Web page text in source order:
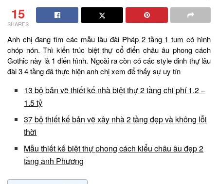
15
SHARES
Anh chị đang tìm các mẫu lâu đài Pháp 2 tầng 1 tum có hình
chóp nón. Thì kiến trúc biệt thự cổ điển châu âu phong cách
Gothic này là 1 điển hình. Ngoài ra còn có các style dinh thự lâu
đài 3 4 tầng đã thực hiện anh chị xem để thấy sự uy tín
13 bộ bản vẽ thiết kế nhà biệt thự 2 tầng chi phí 1.2 –
1.5 tỷ
37 bộ thiết kế bản vẽ xây nhà 2 tầng đẹp và không lỗi
thời
Mẫu thiết kế biệt thự phong cách kiểu châu âu đẹp 2
tầng anh Phương